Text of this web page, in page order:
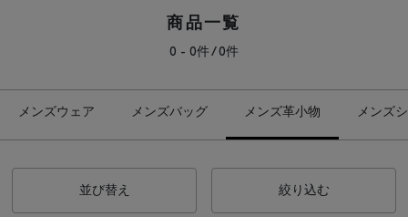
商品一覧
0 - 0件 / 0件
メンズウェア メンズバッグ メンズ革小物 メンズ
並び替え 絞り込む